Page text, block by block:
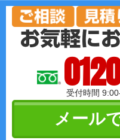
受付時間
メール